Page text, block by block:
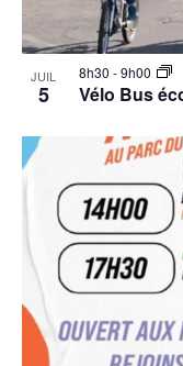
JUIL
5 Vélo Bus
8h30 -9h00